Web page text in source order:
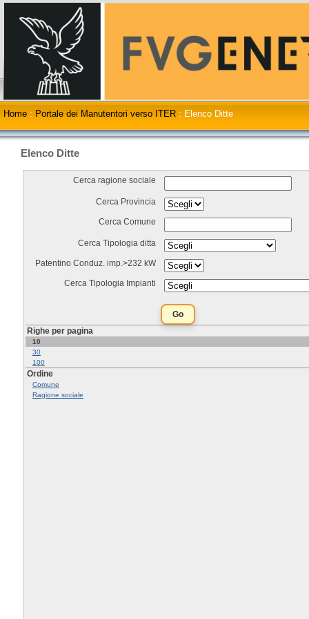
Home : Portale dei Manutentori verso ITER : Elenco Ditte
Elenco Ditte
Cerca ragione sociale
Cerca Provincia
Cerca Comune
Cerca Tipologia ditta
Patentino Conduz. imp.>232 kW
Cerca Tipologia Impianti
Righe per pagina
10
30
100
Ordine
Comune
Ragione sociale